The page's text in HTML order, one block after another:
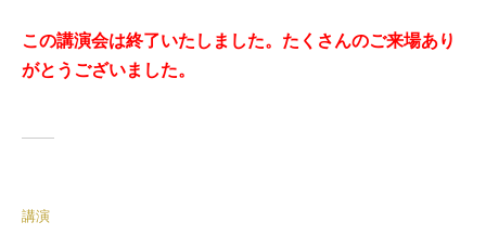
この講演会は終了いたしました。たくさんのご来場あり
がとうございました。
講演